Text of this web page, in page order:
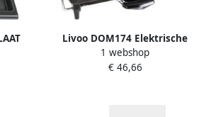
Livoo DOM174 Elektrische
Grillplaat Teppan Yaki
1 webshop
€ 46,66